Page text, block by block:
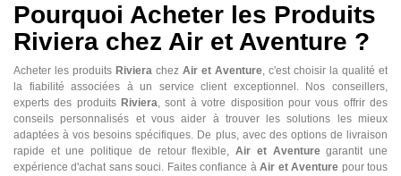
Pourquoi Acheter les Produits
Riviera chez Air et Aventure ?
Acheter les produits Riviera chez Air et Aventure, c'est choisir la qualité et
la fiabilité associées à un service client exceptionnel. Nos conseillers,
experts des produits Riviera, sont à votre disposition pour vous offrir des
conseils personnalisés et vous aider à trouver les solutions les mieux
adaptées à vos besoins spécifiques. De plus, avec des options de livraison
rapide et une politique de retour flexible,Air et Aventuregarantit une
expérience d'achat sans souci. Faites confiance àAir et Aventure pour tous